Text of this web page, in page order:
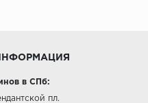
в СПб:
пл.